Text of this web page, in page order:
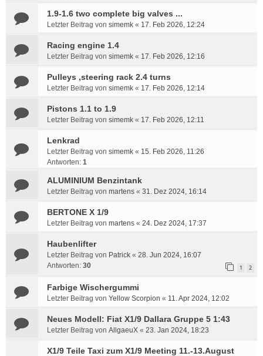
1.9-1.6 two complete big valves ...
Letzter Beitrag von simemk « 17. Feb 2026, 12:24
Racing engine 1.4
Letzter Beitrag von simemk « 17. Feb 2026, 12:16
Pulleys ,steering rack 2.4 turns
Letzter Beitrag von simemk « 17. Feb 2026, 12:14
Pistons 1.1 to 1.9
Letzter Beitrag von simemk « 17. Feb 2026, 12:11
Lenkrad
Letzter Beitrag von simemk « 15. Feb 2026, 11:26
Antworten: 1
ALUMINIUM Benzintank
Letzter Beitrag von martens « 31. Dez 2024, 16:14
BERTONE X 1/9
Letzter Beitrag von martens « 24. Dez 2024, 17:37
Haubenlifter
Letzter Beitrag von Patrick « 28. Jun 2024, 16:07
Antworten: 30 1 2
Farbige Wischergummi
Letzter Beitrag von Yellow Scorpion « 11. Apr 2024, 12:02
Neues Modell: Fiat X1/9 Dallara Gruppe 5 1:43
Letzter Beitrag von AllgaeuX « 23. Jan 2024, 18:23
X1/9 Teile Taxi zum X1/9 Meeting 11.-13.August